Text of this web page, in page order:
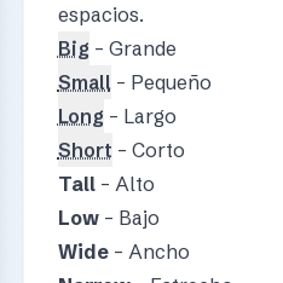
espacios.
Big – Grande
Small – Pequeño
Long – Largo
Short – Corto
Tall– Alto
Low– Bajo
Wide– Ancho